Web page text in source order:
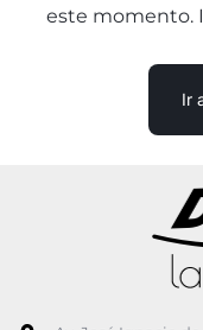
este momento.
Ir